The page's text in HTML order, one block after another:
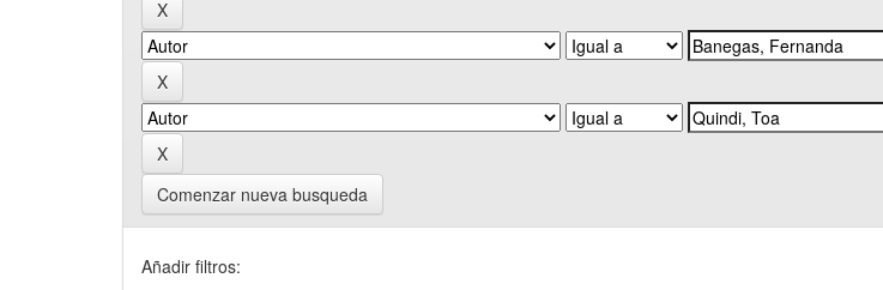
Comenzar nueva busqueda
Añadir filtros: